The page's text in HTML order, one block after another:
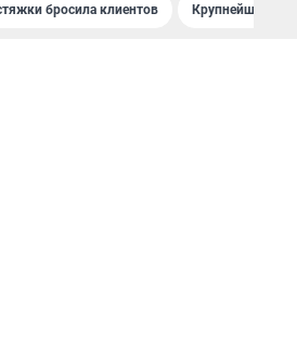
бросила клиентов Крупнейшие